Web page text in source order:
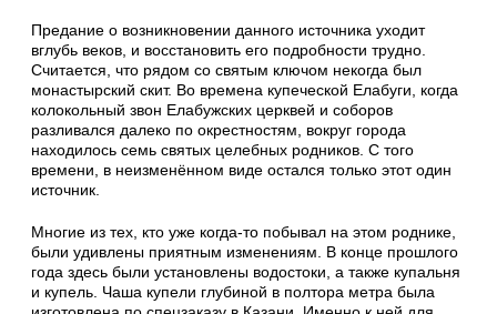
Предание о возникновении данного источника уходит
вглубь веков, и восстановить его подробности трудно.
Считается, что рядом со святым ключом некогда был
монастырский скит. Во времена купеческой Елабуги, когда
колокольный звон Елабужских церквей и соборов
разливался далеко по окрестностям, вокруг города
находилось семь святых целебных родников. С того
времени, в неизменённом виде остался только этот один
источник.
Многие из тех, кто уже когда-то побывал на этом роднике,
были удивлены приятным изменениям. В конце прошлого
года здесь были установлены водостоки, а также купальня
и купель. Чаша купели глубиной в полтора метра была